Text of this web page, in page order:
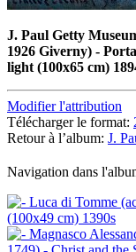
J. Paul Getty
1926 Giverny) -
light (100x65 cm)
Modifier l'attribution
Télécharger le format:
Retour à l’album: J.
Navigation dans